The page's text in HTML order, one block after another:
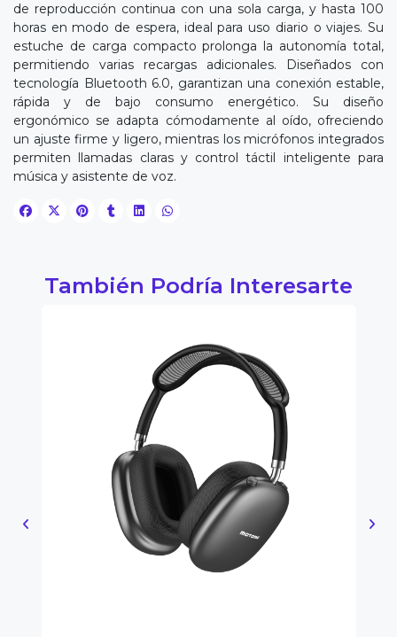
de reproducción continua con una sola carga, y hasta 100
horas en modo de espera, ideal para uso diario o viajes. Su
estuche de carga compacto prolonga la autonomía total,
permitiendo varias recargas adicionales. Diseñados con
tecnología Bluetooth 6.0, garantizan una conexión estable,
rápida y de bajo consumo energético. Su diseño
ergonómico se adapta cómodamente al oído, ofreciendo
un ajuste firme y ligero, mientras los micrófonos integrados
permiten llamadas claras y control táctil inteligente para
música y asistente de voz.
También Podría Interesarte